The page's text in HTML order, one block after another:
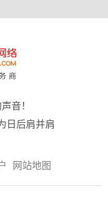
音！
日后肩并肩
网站地图